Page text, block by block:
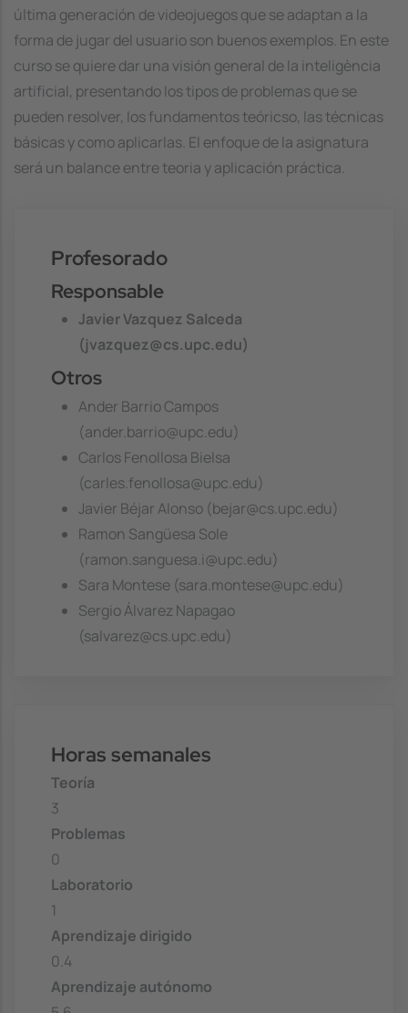
última generación de videojuegos que se adaptan a la
forma de jugar del usuario son buenos exemplos. En este
curso se quiere dar una visión general de la inteligència
artificial, presentando los tipos de problemas que se
pueden resolver, los fundamentos teóricso, las técnicas
básicas y como aplicarlas. El enfoque de la asignatura
será un balance entre teoria y aplicación práctica.
Profesorado
Responsable
Javier Vazquez Salceda
(jvazquez@cs.upc.edu)
Otros
Ander Barrio Campos
(ander.barrio@upc.edu)
Carlos Fenollosa Bielsa
(carles.fenollosa@upc.edu)
Javier Béjar Alonso (bejar@cs.upc.edu)
Ramon Sangüesa Sole
(ramon.sanguesa.i@upc.edu)
Sara Montese (sara.montese@upc.edu)
Sergio Álvarez Napagao
(salvarez@cs.upc.edu)
Horas semanales
Teoría
3
Problemas
0
Laboratorio
1
Aprendizaje dirigido
0.4
Aprendizaje autónomo